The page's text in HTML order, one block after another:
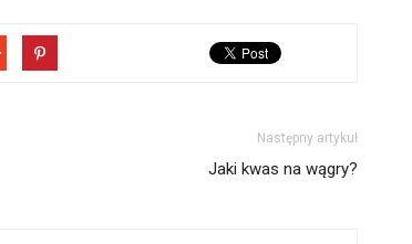
Następny artykuł
Jaki kwas na wągry?